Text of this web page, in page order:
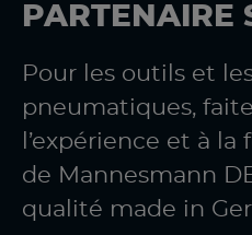
PARTENAIRE
Pour les outils et
pneumatiques,
l’expérience et à la
de Mannesmann
qualité made in